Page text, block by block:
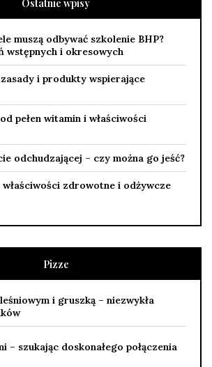
Ostatnie wpisy
muszą odbywać szkolenie BHP?
wstępnych i okresowych
i produkty wspierające
pełen witamin i właściwości
odchudzającej – czy można go jeść?
właściwości zdrowotne i odżywcze
Pizze
i gruszką – niezwykła
– szukając doskonałego połączenia